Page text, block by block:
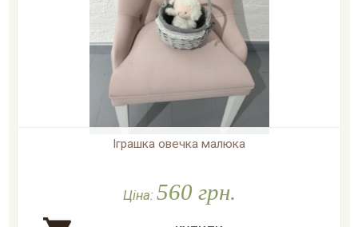
Іграшка овечка малюка
Ціна: 560 грн.